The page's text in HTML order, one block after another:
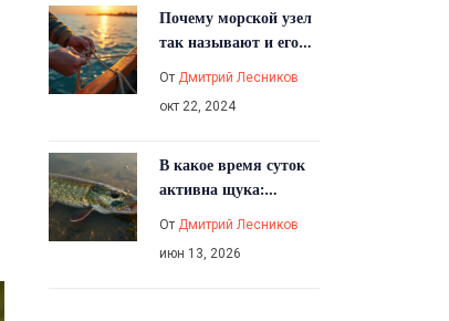
Почему морской узел
так называют и его
рыболовстве
От Дмитрий Лесников
окт 22, 2024
В какое время суток
активна щука:
сезонам и погоде
От Дмитрий Лесников
июн 13, 2026